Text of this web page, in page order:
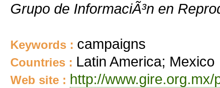
Grupo de InformaciÃ³n en
Keywords : campaigns
Countries : Latin America; Mexico
Web site : http://